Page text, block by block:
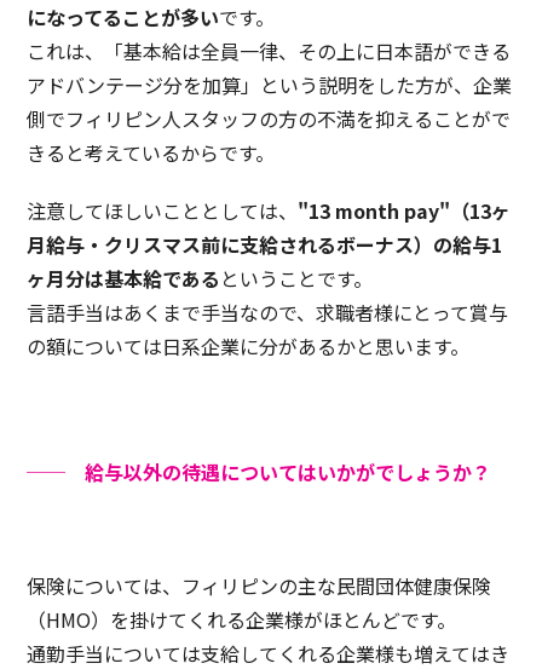
になってることが多いです。
これは、「基本給は全員一律、その上に日本語ができる
アドバンテージ分を加算」という説明をした方が、企業
側でフィリピン人スタッフの方の不満を抑えることがで
きると考えているからです。
注意してほしいこととしては、 "13 month pay"（13ヶ
月給与・クリスマス前に支給されるボーナス）の給与1
ヶ月分は基本給である ということです。
言語手当はあくまで手当なので、求職者様にとって賞与
の額については日系企業に分があるかと思います。
── 給与以外の待遇についてはいかがでしょうか？
保険については、フィリピンの主な民間団体健康保険
（HMO）を掛けてくれる企業様がほとんどです。
通勤手当については支給してくれる企業様も増えてはき